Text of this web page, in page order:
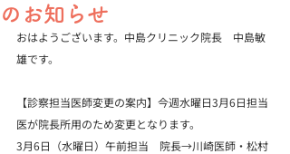
のお知らせ
おはようございます。中島クリニック院長　中島敏
雄です。
【診察担当医師変更の案内】今週水曜日3月6日担当
医が院長所用のため変更となります。
3月6日（水曜日）午前担当　院長→川崎医師・松村